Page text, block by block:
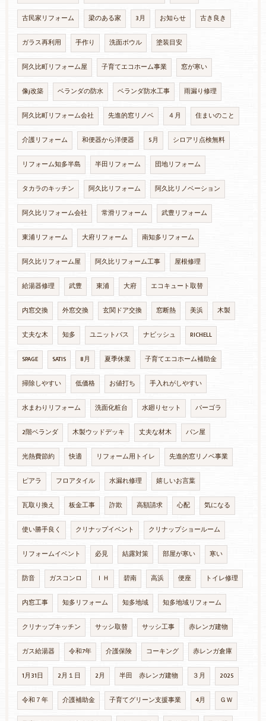
古民家リフォーム 梁のある家 3月 お知らせ 古き良き
ガラス再利用 手作り 洗面ボウル 塗装目安
阿久比町リフォーム屋 子育てエコホーム事業 窓が寒い
像j改築 ベランダの防水 ベランダ防水工事 雨漏り修理
阿久比町リフォーム会社 先進的窓リノベ ４月 住まいのこと
介護リフォーム 和便器から洋便器 5月 シロアリ点検無料
リフォーム知多半島 半田リフォーム 団地リフォーム
タカラのキッチン 阿久比リフォーム 阿久比リノベーション
阿久比リフォーム会社 常滑リフォーム 武豊リフォーム
東浦リフォーム 大府リフォーム 南知多リフォーム
阿久比リフォーム屋 阿久比リフォーム工事 屋根修理
給湯器修理 武豊 東浦 大府 エコキュート取替
内窓交換 外窓交換 玄関ドア交換 窓断熱 美浜 木製
丈夫な木 知多 ユニットバス ナビッシュ RICHELL
SPAGE SATIS 8月 夏季休業 子育てエコホーム補助金
掃除しやすい 低価格 お値打ち 手入れがしやすい
水まわりリフォーム 洗面化粧台 水廻りセット パーゴラ
2階ベランダ 木製ウッドデッキ 丈夫な材木 パン屋
光熱費節約 快適 リフォーム用トイレ 先進的窓リノベ事業
ピアラ フロアタイル 水漏れ修理 嬉しいお言葉
瓦取り換え 板金工事 詐欺 高額請求 心配 気になる
使い勝手良く クリナップイベント クリナップショールーム
リフォームイベント 必見 結露対策 部屋が寒い 寒い
防音 ガスコンロ ＩＨ 碧南 高浜 便座 トイレ修理
内窓工事 知多リフォーム 知多地域 知多地域リフォーム
クリナップキッチン サッシ取替 サッシ工事 赤レンガ建物
ガス給湯器 令和7年 介護保険 コーキング 赤レンガ倉庫
1月31日 2月１日 2月 半田 赤レンガ建物 ３月 2025
令和７年 介護補助金 子育てグリーン支援事業 4月 ＧＷ